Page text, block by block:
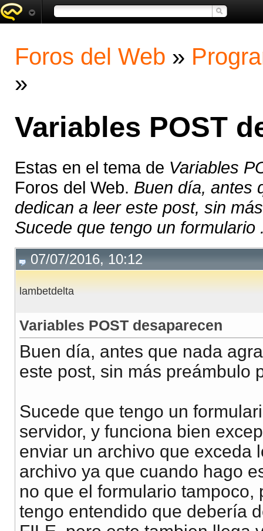
Foros del Web »
»
Variables POST
Estas en el tema de Variables
Foros del Web. Buen día, antes
dedican a leer este post, sin
Sucede que tengo un formulario
07/07/2016, 10:12
lambetdelta
Variables POST desaparecen
Buen día, antes que nada
este post, sin más preámbulo
Sucede que tengo un
servidor, y funciona bien
enviar un archivo que exceda
archivo ya que cuando hago
no que el formulario
tengo entendido que debería